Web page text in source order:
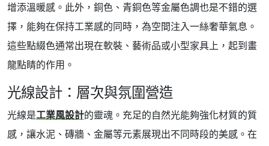
增添溫暖感。此外，銅色、青銅色等金屬色調也是不錯的選
擇，能夠在保持工業感的同時，為空間注入一絲奢華氣息。
這些點綴色通常出現在軟裝、藝術品或小型家具上，起到畫
龍點睛的作用。
光線設計：層次與氛圍營造
光線是工業風設計的靈魂。充足的自然光能夠強化材質的質
感，讓水泥、磚牆、金屬等元素展現出不同時段的美感。在